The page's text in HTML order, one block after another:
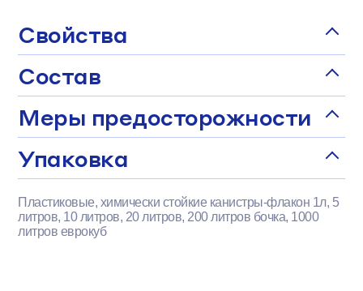
Свойства
Состав
Меры предосторожности
Упаковка
Пластиковые, химически стойкие канистры-флакон 1л, 5
литров, 10 литров, 20 литров, 200 литров бочка, 1000
литров еврокуб